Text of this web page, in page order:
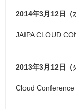
2014年3月12日（
JAIPA CLOUD
2013年3月12日（
Cloud Conference